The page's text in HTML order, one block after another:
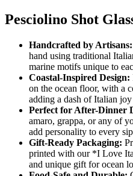
Pesciolino Shot
Handcrafted by Artisans:
hand using traditional
marine motifs unique to
Coastal-Inspired Design:
on the ocean floor, with a
adding a dash of Italian
Perfect for After-Dinner
amaro, grappa, or any of
add personality to every
Gift-Ready Packaging:
printed with our *I Love
and unique gift for ocean